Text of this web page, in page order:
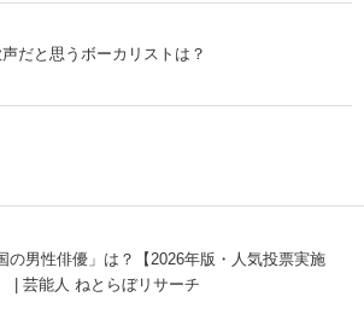
だと思うボーカリストは？
の男性俳優」は？【2026年版・人気投票実施
| 芸能人 ねとらぼリサーチ